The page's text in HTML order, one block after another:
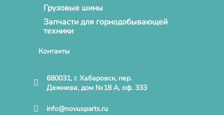
Грузовые шины
Запчасти для горнодобывающей
техники
Контакты
680031, г. Хабаровск, пер.
Дежнева, дом №18 А, оф. 333
info@novusparts.ru